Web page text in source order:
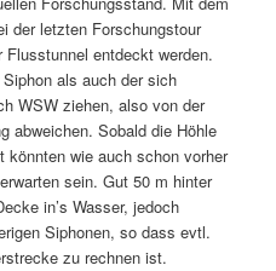
der letzten Forschungstour
entdeckt werden.
als auch der sich
WSW ziehen, also von der
abweichen. Sobald die Höhle
könnten wie auch schon vorher
sein. Gut 50 m hinter
in’s Wasser, jedoch
Siphonen, so dass evtl.
zu rechnen ist.